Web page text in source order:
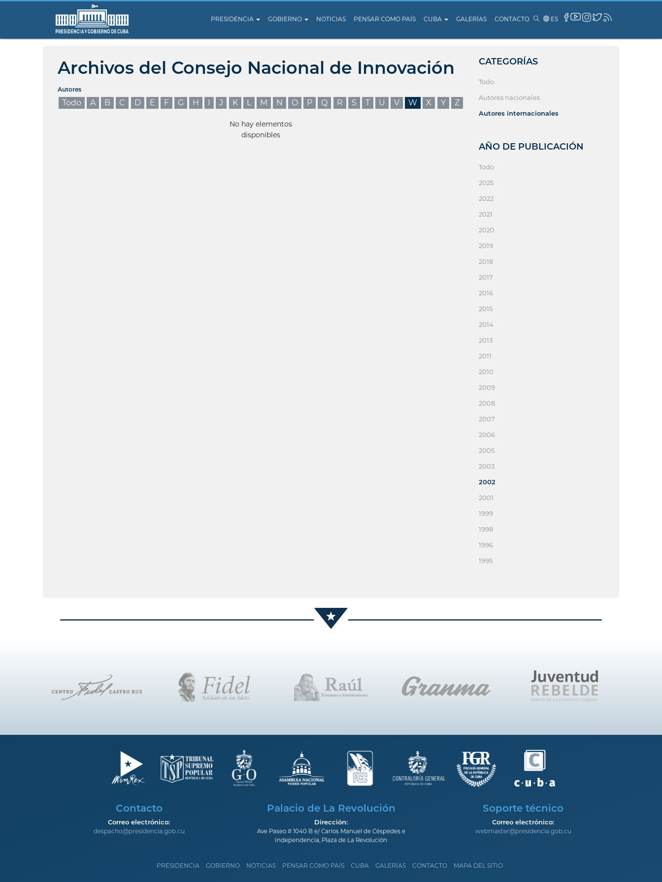
PRESIDENCIA GOBIERNO NOTICIAS PENSAR COMO PAÍS CUBA GALERÍAS CONTACTO ES
Archivos del Consejo Nacional de Innovación
Autores
Todo A B C D E F G H I J K L M N O P Q R S T U V W X Y Z
No hay elementos
disponibles
CATEGORÍAS
Todo
Autores nacionales
Autores internacionales
AÑO DE PUBLICACIÓN
Todo
2025
2022
2021
2020
2019
2018
2017
2016
2015
2014
2013
2011
2010
2009
2008
2007
2006
2005
2003
2002
2001
1999
1998
1996
1995
Contacto
Correo electrónico:
despacho@presidencia.gob.cu
Palacio de La Revolución
Dirección:
Ave Paseo # 1040 B e/ Carlos Manuel de Céspedes e
Independencia, Plaza de La Revolución
Soporte técnico
Correo electrónico:
webmaster@presidencia.gob.cu
PRESIDENCIA GOBIERNO NOTICIAS PENSAR COMO PAÍS CUBA GALERÍAS CONTACTO MAPA DEL SITIO